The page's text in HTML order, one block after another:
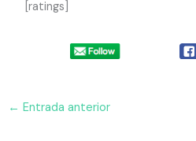
[ratings]
← Entrada anterior